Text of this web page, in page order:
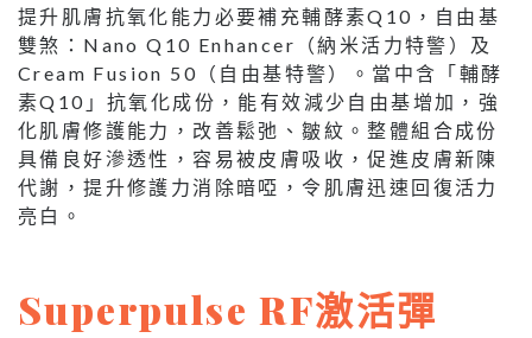
提升肌膚抗氧化能力必要補充輔酵素Q10，自由基
雙煞：Nano Q10 Enhancer（納米活力特警）及
Cream Fusion 50（自由基特警）。當中含「輔酵
素Q10」抗氧化成份，能有效減少自由基增加，強
化肌膚修護能力，改善鬆弛、皺紋。整體組合成份
具備良好滲透性，容易被皮膚吸收，促進皮膚新陳
代謝，提升修護力消除暗啞，令肌膚迅速回復活力
亮白。
Superpulse RF激活彈